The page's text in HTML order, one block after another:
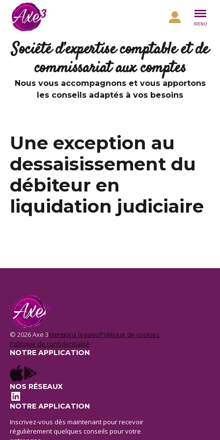
Aller au contenu
MENU
Société d’expertise comptable et de
commissariat aux comptes
Nous vous accompagnons et vous apportons
les conseils adaptés à vos besoins
Une exception au
dessaisissement du
débiteur en
liquidation judiciaire
© 2026 Axe 3Mentions legalesPolitique de cookies
Politique de confidentialité
NOTRE APPLICATION
NOS RÉSEAUX
LinkedIn
NOTRE APPLICATION
Inscrivez-vous dès maintenant pour recevoir
régulièrement quelques conseils pour votre